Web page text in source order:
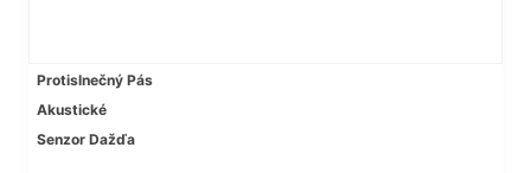
Protislnečný Pás
Akustické
Senzor Dažďa